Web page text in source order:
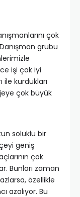
çok
grubu
işi çok iyi
ile kurdukları
çok büyük
soluklu bir
geniş
çok
Bunları zaman
özellikle
azalıyor. Bu